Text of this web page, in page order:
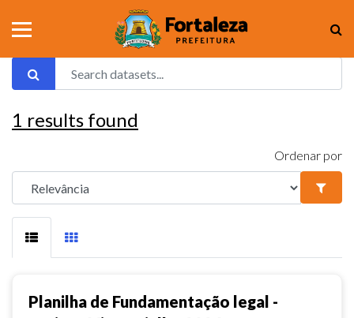
1 results found
Ordenar por
Planilha de Fundamentação legal -